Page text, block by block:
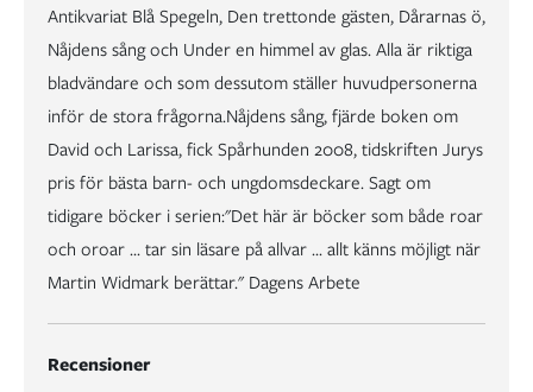
Antikvariat Blå Spegeln, Den trettonde gästen, Dårarnas ö,
Nåjdens sång och Under en himmel av glas. Alla är riktiga
bladvändare och som dessutom ställer huvudpersonerna
inför de stora frågorna.Nåjdens sång, fjärde boken om
David och Larissa, fick Spårhunden 2008, tidskriften Jurys
pris för bästa barn- och ungdomsdeckare. Sagt om
tidigare böcker i serien:"Det här är böcker som både roar
och oroar ... tar sin läsare på allvar ... allt känns möjligt när
Martin Widmark berättar." Dagens Arbete
Recensioner